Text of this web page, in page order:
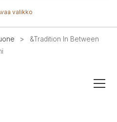
valikko
>
&Tradition In Between